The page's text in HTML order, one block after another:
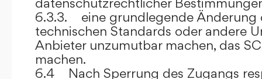
6.3.3. eine grundlegende Änderung
technischen Standards oder andere
Anbieter unzumutbar machen, das
machen.
6.4 Nach Sperrung des Zugangs